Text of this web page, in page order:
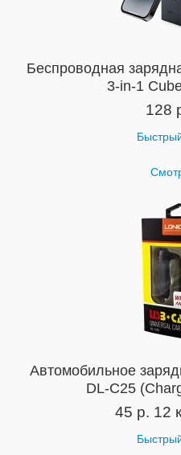
Беспроводная
3-in-1
128
Автомобильное
DL-C25
45 р. 12